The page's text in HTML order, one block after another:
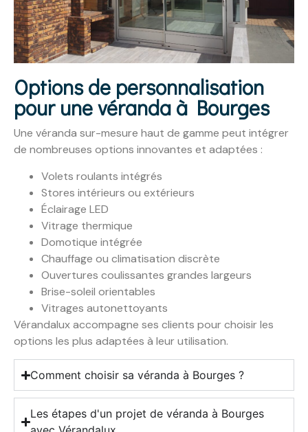
Options de personnalisation
pour une véranda à Bourges
Une véranda sur-mesure haut de gamme peut intégrer
de nombreuses options innovantes et adaptées :
Volets roulants intégrés
Stores intérieurs ou extérieurs
Éclairage LED
Vitrage thermique
Domotique intégrée
Chauffage ou climatisation discrète
Ouvertures coulissantes grandes largeurs
Brise-soleil orientables
Vitrages autonettoyants
Vérandalux accompagne ses clients pour choisir les
options les plus adaptées à leur utilisation.
Comment choisir sa véranda à Bourges ?
Les étapes d'un projet de véranda à Bourges